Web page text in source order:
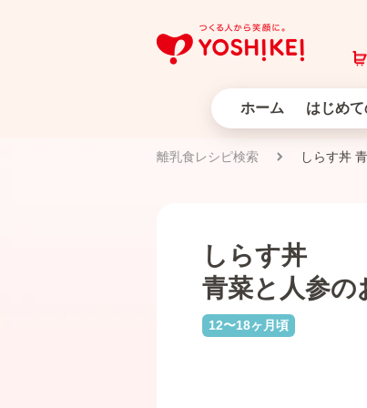
ホーム はじめ
離乳食レシピ検索 しらす丼
しらす丼
青菜と人参の
12〜18ヶ月頃